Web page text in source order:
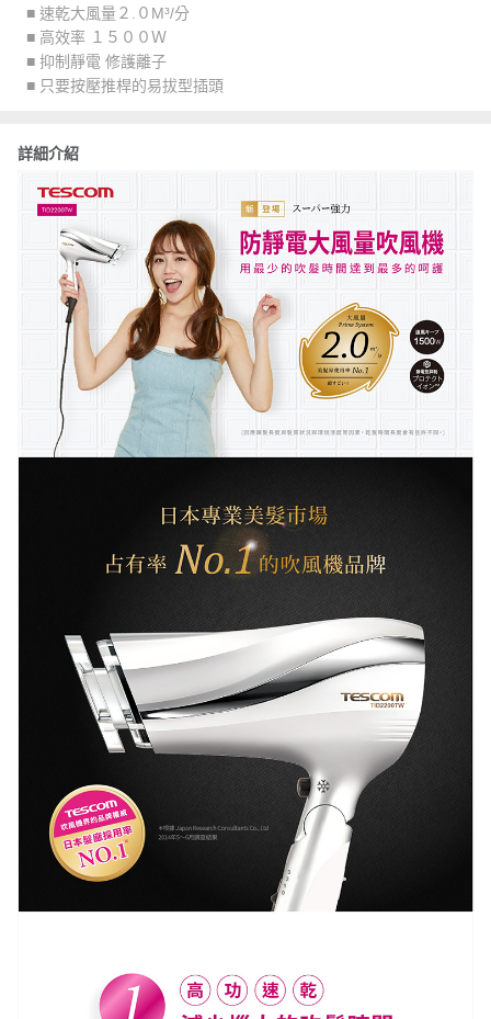
■ 速乾大風量２.０M³/分
■ 高效率 １５００Ｗ
■ 抑制靜電 修護離子
■ 只要按壓推桿的易拔型插頭
詳細介紹